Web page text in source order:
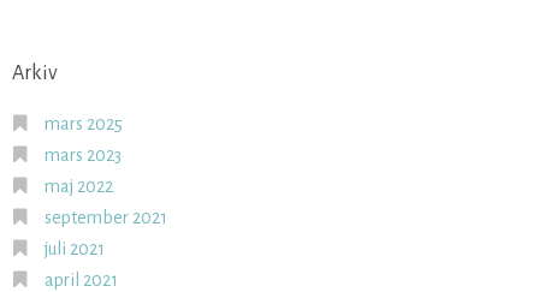
Arkiv
mars 2025
mars 2023
maj 2022
september 2021
juli 2021
april 2021